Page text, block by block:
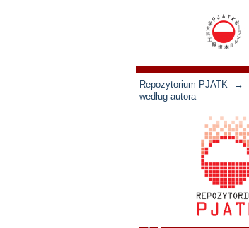
Repozytorium PJATK →
według autora